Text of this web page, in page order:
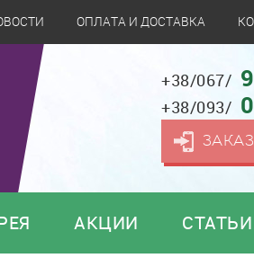
ОПЛАТА И ДОСТАВКА
+38/067/
+38/093/
АКЦИИ СТАТЬИ